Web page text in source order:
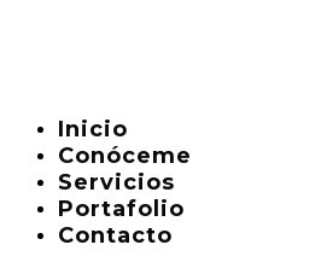
Inicio
Conóceme
Servicios
Portafolio
Contacto